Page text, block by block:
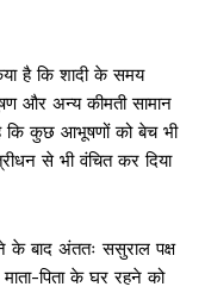
है कि शादी के समय
और अन्य कीमती सामान
कुछ आभूषणों को बेच भी
से भी वंचित कर दिया
के बाद अंततः ससुराल पक्ष
पिता के घर रहने को